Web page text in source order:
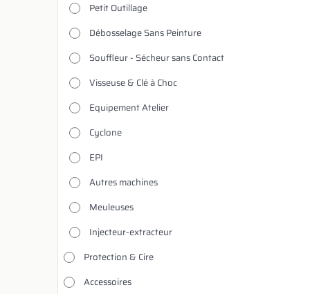
Petit Outillage
Débosselage Sans Peinture
Souffleur - Sécheur sans Contact
Visseuse & Clé à Choc
Equipement Atelier
Cyclone
EPI
Autres machines
Meuleuses
Injecteur-extracteur
Protection & Cire
Accessoires